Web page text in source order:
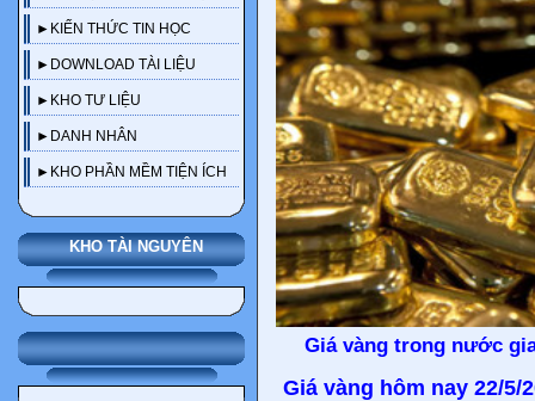
►KIẾN THỨC TIN HỌC
►DOWNLOAD TÀI LIỆU
►KHO TƯ LIỆU
►DANH NHÂN
►KHO PHẦN MỀM TIỆN ÍCH
KHO TÀI NGUYÊN
Giá vàng trong nước
Giá vàng hôm nay 22/